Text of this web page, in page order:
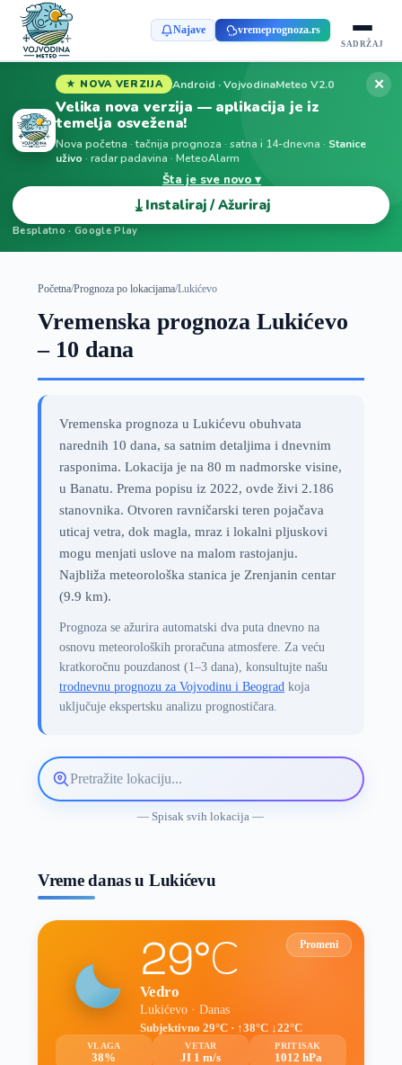
Najave vremeprognoza.rs
SADRŽAJ
★ NOVA VERZIJA Android · VojvodinaMeteo V2.0
Velika nova verzija — aplikacija je iz
temelja osvežena!
Nova početna · tačnija prognoza · satna i 14-dnevna · Stanice
uživo · radar padavina · MeteoAlarm
Šta je sve novo ▾
⤓ Instaliraj / Ažuriraj
Besplatno · Google Play
✕
Početna/Prognoza po lokacijama/Lukićevo
Vremenska prognoza Lukićevo
– 10 dana
Vremenska prognoza u Lukićevu obuhvata
narednih 10 dana, sa satnim detaljima i dnevnim
rasponima. Lokacija je na 80 m nadmorske visine,
u Banatu. Prema popisu iz 2022, ovde živi 2.186
stanovnika. Otvoren ravničarski teren pojačava
uticaj vetra, dok magla, mraz i lokalni pljuskovi
mogu menjati uslove na malom rastojanju.
Najbliža meteorološka stanica je Zrenjanin centar
(9.9 km).
Prognoza se ažurira automatski dva puta dnevno na
osnovu meteoroloških proračuna atmosfere. Za veću
kratkoročnu pouzdanost (1–3 dana), konsultujte našu
trodnevnu prognozu za Vojvodinu i Beogradkoja
uključuje ekspertsku analizu prognostičara.
Pretražite
lokaciju
— Spisak svih lokacija —
Vreme danas u Lukićevu
Promeni
29°C
Vedro
Lukićevo · Danas
Subjektivno 29°C · ↑38°C ↓22°C
VLAGA
38%
VETAR
JI 1 m/s
PRITISAK
1012 hPa